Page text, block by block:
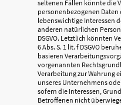
seltenen Fällen könnte die
personenbezogenen
lebenswichtige Interessen
anderen natürlichen Person
DSGVO. Letztlich könnten
6 Abs. S. 1 lit. f DSGVO
basieren
vorgenannten
Verarbeitung zur Wahrung
unseres Unternehmens
sofern die Interessen,
Betroffenen nicht